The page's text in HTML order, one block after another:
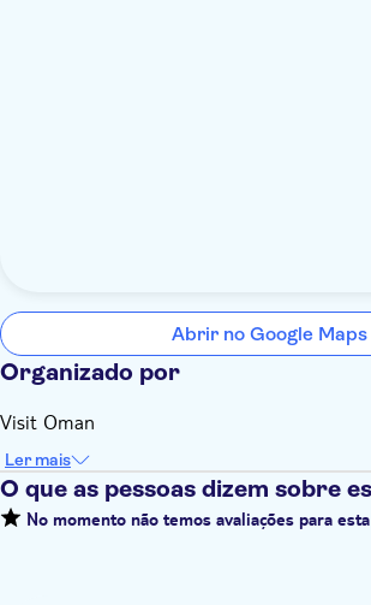
Abrir no Google Maps
Organizado por
Visit Oman
Ler mais
O que as pessoas dizem sobre
No momento não temos avaliações para